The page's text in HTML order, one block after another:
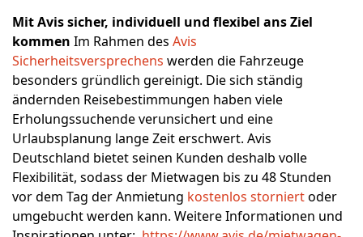
Mit Avis sicher, individuell und flexibel ans Ziel
kommen Im Rahmen des Avis
Sicherheitsversprechens werden die Fahrzeuge
besonders gründlich gereinigt. Die sich ständig
ändernden Reisebestimmungen haben viele
Erholungssuchende verunsichert und eine
Urlaubsplanung lange Zeit erschwert. Avis
Deutschland bietet seinen Kunden deshalb volle
Flexibilität, sodass der Mietwagen bis zu 48 Stunden
vor dem Tag der Anmietung kostenlos storniertoder
umgebucht werden kann. Weitere Informationen und